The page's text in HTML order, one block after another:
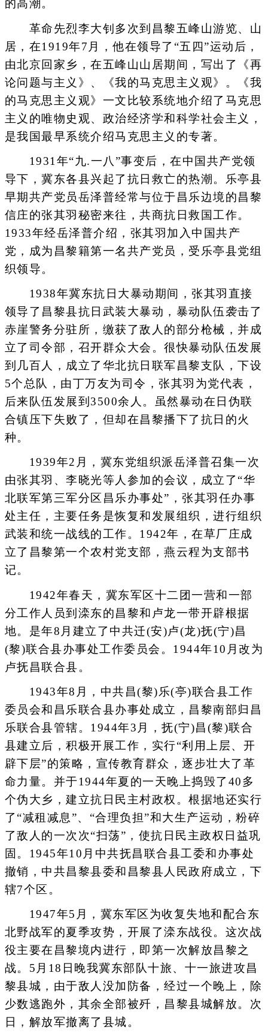
的高潮。
革命先烈李大钊多次到昌黎五峰山游览、山
居，在1919年7月，他在领导了“五四”运动后，
由北京回家乡，在五峰山山居期间，写出了《再
论问题与主义》、《我的马克思主义观》。《我
的马克思主义观》一文比较系统地介绍了马克思
主义的唯物史观、政治经济学和科学社会主义，
是我国最早系统介绍马克思主义的专著。
1931年“九.一八”事变后，在中国共产党领
导下，冀东各县兴起了抗日救亡的热潮。乐亭县
早期共产党员岳泽普经常与位于昌乐边境的昌黎
信庄的张其羽秘密来往，共商抗日救国工作。
1933年经岳泽普介绍，张其羽加入中国共产
党，成为昌黎籍第一名共产党员，受乐亭县党组
织领导。
1938年冀东抗日大暴动期间，张其羽直接
领导了昌黎县抗日武装大暴动，暴动队伍袭击了
赤崖警务分驻所，缴获了敌人的部分枪械，并成
立了司令部，召开群众大会。很快暴动队伍发展
到几百人，成立了华北抗日联军昌黎支队，下设
5个总队，由丁万友为司令，张其羽为党代表，
后来队伍发展到3500余人。虽然暴动在日伪联
合镇压下失败了，但却在昌黎播下了抗日的火
种。
1939年2月，冀东党组织派岳泽普召集一次
由张其羽、李晓光等人参加的会议，成立了“华
北联军第三军分区昌乐办事处”，张其羽任办事
处主任，主要任务是恢复和发展组织，进行组织
武装和统一战线的工作。1942年，在草厂庄成
立了昌黎第一个农村党支部，燕云程为支部书
记。
1942年春天，冀东军区十二团一营和一部
分工作人员到滦东的昌黎和卢龙一带开辟根据
地。是年8月建立了中共迁(安)卢(龙)抚(宁)昌
(黎)联合县办事处工作委员会。1944年10月改为
卢抚昌联合县。
1943年8月，中共昌(黎)乐(亭)联合县工作
委员会和昌乐联合县办事处成立，昌黎南部归昌
乐联合县管辖。1944年3月，抚(宁)昌(黎)联合
县建立后，积极开展工作，实行“利用上层、开
辟下层”的策略，宣传教育群众，逐步壮大了革
命力量。并于1944年夏的一天晚上捣毁了40多
个伪大乡，建立抗日民主村政权。根据地还实行
了“减租减息”、“合理负担”和大生产运动，粉碎
了敌人的一次次“扫荡”，使抗日民主政权日益巩
固。1945年10月中共抚昌联合县工委和办事处
撤销，中共昌黎县委和昌黎县人民政府成立，下
辖7个区。
1947年5月，冀东军区为收复失地和配合东
北野战军的夏季攻势，开展了滦东战役。这次战
役主要在昌黎境内进行，即第一次解放昌黎之
战。5月18日晚我冀东部队十旅、十一旅进攻昌
黎县城，由于敌人没加防备，经过一个晚上，除
少数逃跑外，其余全部被歼，昌黎县城解放。次
日，解放军撤离了县城。